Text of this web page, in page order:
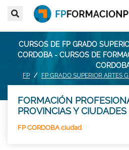
CURSOS DE FP GRADO
CORDOBA - CURSOS DE
FP FP GRADO SUPERIOR ARTES
FORMACIÓN
PROVINCIAS Y CIUDADES
FP CORDOBA ciudad